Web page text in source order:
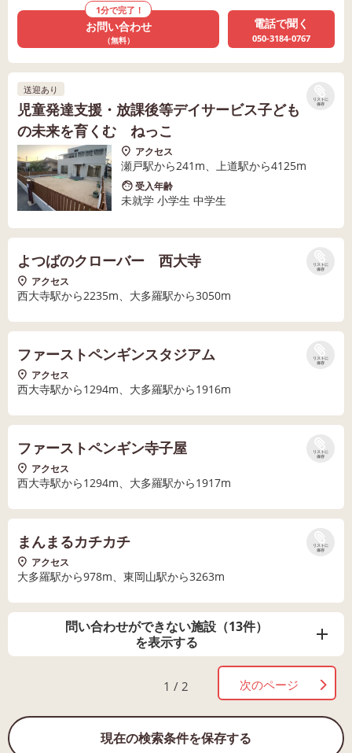
1分で完了！
お問い合わせ
（無料）
電話で聞く
050-3184-0767
リストに
保存
送迎あり
児童発達支援・放課後等デイサービス子ども
の未来を育くむ ねっこ
アクセス
瀬戸駅から241m、上道駅から4125m
受入年齢
未就学 小学生 中学生
リストに
保存
よつばのクローバー 西大寺
アクセス
西大寺駅から2235m、大多羅駅から3050m
リストに
保存
ファーストペンギンスタジアム
アクセス
西大寺駅から1294m、大多羅駅から1916m
リストに
保存
ファーストペンギン寺子屋
アクセス
西大寺駅から1294m、大多羅駅から1917m
リストに
保存
まんまるカチカチ
アクセス
大多羅駅から978m、東岡山駅から3263m
問い合わせができない施設（13件）
を表示する
1 / 2 次のページ
現在の検索条件を保存する